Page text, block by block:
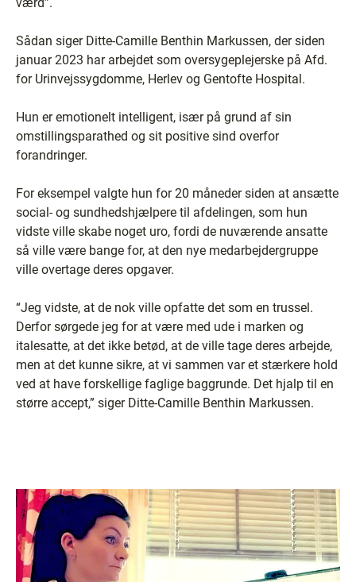
Sådan siger Ditte-Camille Benthin Markussen, der siden
januar 2023 har arbejdet som oversygeplejerske på Afd.
for Urinvejssygdomme, Herlev og Gentofte Hospital.
Hun er emotionelt intelligent, især på grund af sin
omstillingsparathed og sit positive sind overfor
forandringer.
For eksempel valgte hun for 20 måneder siden at ansætte
social- og sundhedshjælpere til afdelingen, som hun
vidste ville skabe noget uro, fordi de nuværende ansatte
så ville være bange for, at den nye medarbejdergruppe
ville overtage deres opgaver.
“Jeg vidste, at de nok ville opfatte det som en trussel.
Derfor sørgede jeg for at være med ude i marken og
italesatte, at det ikke betød, at de ville tage deres arbejde,
men at det kunne sikre, at vi sammen var et stærkere hold
ved at have forskellige faglige baggrunde. Det hjalp til en
større accept,” siger Ditte-Camille Benthin Markussen.